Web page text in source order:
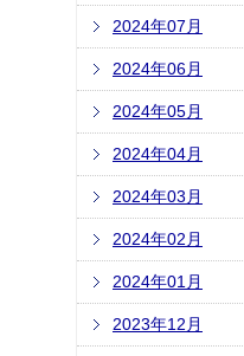
2024年07月
2024年06月
2024年05月
2024年04月
2024年03月
2024年02月
2024年01月
2023年12月